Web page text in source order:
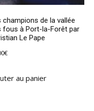
champions de la vallée
fous à Port-la-Forêt par
Le Pape
€
au panier